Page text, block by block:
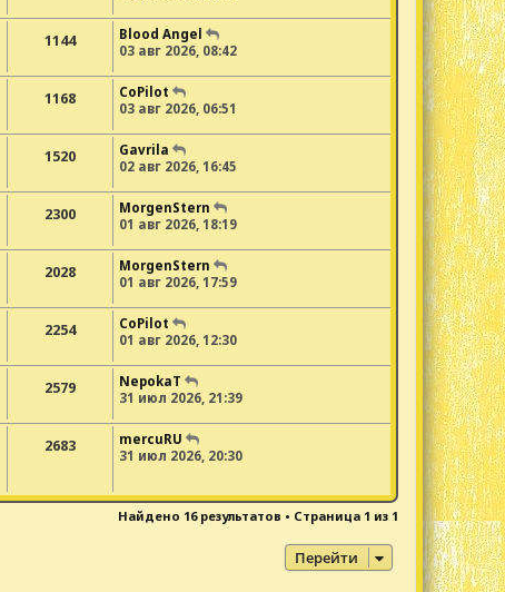
1144
Blood Angel
03 авг 2026, 08:42
1168
CoPilot
03 авг 2026, 06:51
1520
Gavrila
02 авг 2026, 16:45
2300
MorgenStern
01 авг 2026, 18:19
2028
MorgenStern
01 авг 2026, 17:59
2254
CoPilot
01 авг 2026, 12:30
2579
NepokaT
31 июл 2026, 21:39
2683
mercuRU
31 июл 2026, 20:30
Найдено 16 результатов • Страница 1 из 1
Перейти